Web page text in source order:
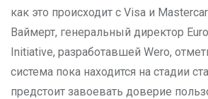
как это происходит с Visa и
Ваймерт, генеральный директор
Initiative, разработавшей Wero,
система пока находится на стадии
предстоит завоевать доверие